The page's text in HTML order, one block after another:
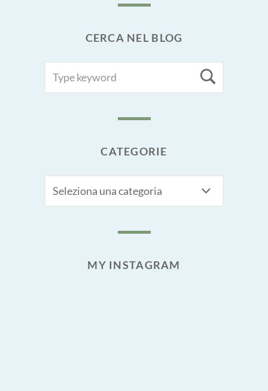
CERCA NEL BLOG
FOR:
CATEGORIE
MY INSTAGRAM